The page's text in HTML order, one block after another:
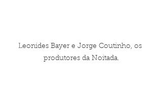
Leonides Bayer e Jorge Coutinho, os
produtores da Noitada.